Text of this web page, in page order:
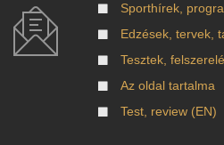
Sporthírek,
Edzések, tervek,
Tesztek,
Az oldal tartalma
Test, review (EN)